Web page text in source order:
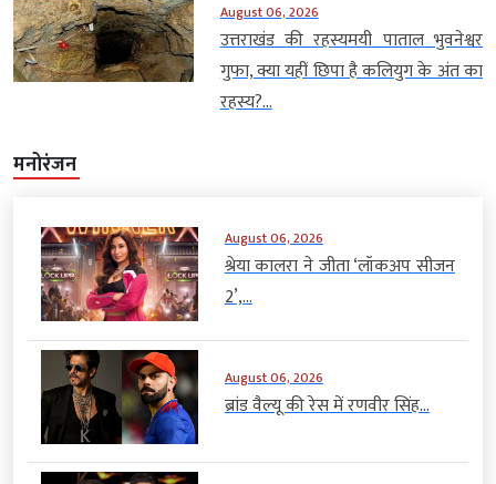
August 06, 2026
उत्तराखंड की रहस्यमयी पाताल भुवनेश्वर
गुफा, क्या यहीं छिपा है कलियुग के अंत का
रहस्य?...
मनोरंजन
August 06, 2026
श्रेया कालरा ने जीता ‘लॉकअप सीजन
2’,...
August 06, 2026
ब्रांड वैल्यू की रेस में रणवीर सिंह...